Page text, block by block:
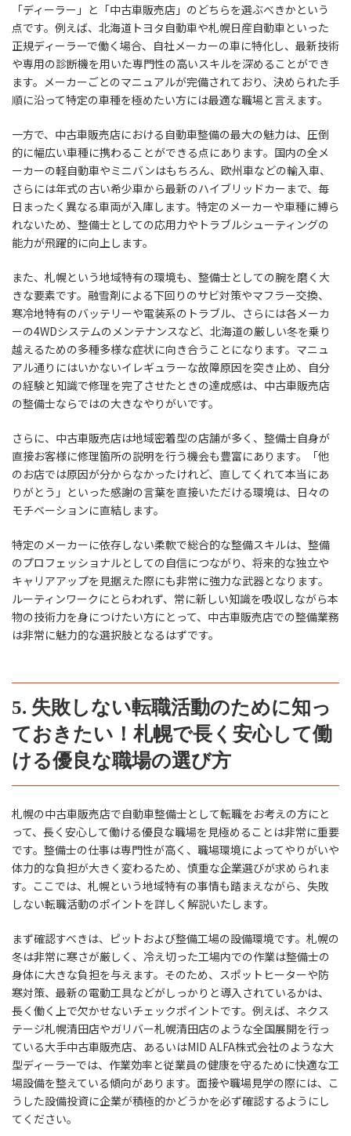
「ディーラー」と「中古車販売店」のどちらを選ぶべきかという
点です。例えば、北海道トヨタ自動車や札幌日産自動車といった
正規ディーラーで働く場合、自社メーカーの車に特化し、最新技術
や専用の診断機を用いた専門性の高いスキルを深めることができ
ます。メーカーごとのマニュアルが完備されており、決められた手
順に沿って特定の車種を極めたい方には最適な職場と言えます。
一方で、中古車販売店における自動車整備の最大の魅力は、圧倒
的に幅広い車種に携わることができる点にあります。国内の全メ
ーカーの軽自動車やミニバンはもちろん、欧州車などの輸入車、
さらには年式の古い希少車から最新のハイブリッドカーまで、毎
日まったく異なる車両が入庫します。特定のメーカーや車種に縛ら
れないため、整備士としての応用力やトラブルシューティングの
能力が飛躍的に向上します。
また、札幌という地域特有の環境も、整備士としての腕を磨く大
きな要素です。融雪剤による下回りのサビ対策やマフラー交換、
寒冷地特有のバッテリーや電装系のトラブル、さらには各メーカ
ーの4WDシステムのメンテナンスなど、北海道の厳しい冬を乗り
越えるための多種多様な症状に向き合うことになります。マニュ
アル通りにはいかないイレギュラーな故障原因を突き止め、自分
の経験と知識で修理を完了させたときの達成感は、中古車販売店
の整備士ならではの大きなやりがいです。
さらに、中古車販売店は地域密着型の店舗が多く、整備士自身が
直接お客様に修理箇所の説明を行う機会も豊富にあります。「他
のお店では原因が分からなかったけれど、直してくれて本当にあ
りがとう」といった感謝の言葉を直接いただける環境は、日々の
モチベーションに直結します。
特定のメーカーに依存しない柔軟で総合的な整備スキルは、整備
のプロフェッショナルとしての自信につながり、将来的な独立や
キャリアアップを見据えた際にも非常に強力な武器となります。
ルーティンワークにとらわれず、常に新しい知識を吸収しながら本
物の技術力を身につけたい方にとって、中古車販売店での整備業務
は非常に魅力的な選択肢となるはずです。
5. 失敗しない転職活動のために知っ
ておきたい！札幌で長く安心して働
ける優良な職場の選び方
札幌の中古車販売店で自動車整備士として転職をお考えの方にと
って、長く安心して働ける優良な職場を見極めることは非常に重要
です。整備士の仕事は専門性が高く、職場環境によってやりがいや
体力的な負担が大きく変わるため、慎重な企業選びが求められま
す。ここでは、札幌という地域特有の事情も踏まえながら、失敗
しない転職活動のポイントを詳しく解説いたします。
まず確認すべきは、ピットおよび整備工場の設備環境です。札幌の
冬は非常に寒さが厳しく、冷え切った工場内での作業は整備士の
身体に大きな負担を与えます。そのため、スポットヒーターや防
寒対策、最新の電動工具などがしっかりと導入されているかは、
長く働く上で欠かせないチェックポイントです。例えば、ネクス
テージ札幌清田店やガリバー札幌清田店のような全国展開を行っ
ている大手中古車販売店、あるいはMID ALFA株式会社のような大
型ディーラーでは、作業効率と従業員の健康を守るために快適な工
場設備を整えている傾向があります。面接や職場見学の際には、こ
うした設備投資に企業が積極的かどうかを必ず確認するようにし
てください。